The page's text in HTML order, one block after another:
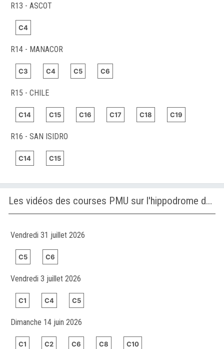
R13 - ASCOT
C4
R14 - MANACOR
C3 C4 C5 C6
R15 - CHILE
C14 C15 C16 C17 C18 C19
R16 - SAN ISIDRO
C14 C15
Les vidéos des courses PMU sur l'hippodrome de MANACOR
Vendredi 31 juillet 2026
C5 C6
Vendredi 3 juillet 2026
C1 C4 C5
Dimanche 14 juin 2026
C1 C2 C6 C8 C10